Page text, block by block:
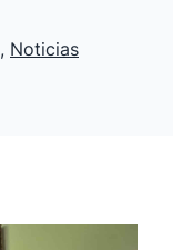
, Noticias